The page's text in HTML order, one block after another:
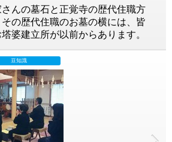
んの墓石と正覚寺の歴代住職方
の歴代住職のお墓の横には、皆
婆建立所が以前からあります。
豆知識